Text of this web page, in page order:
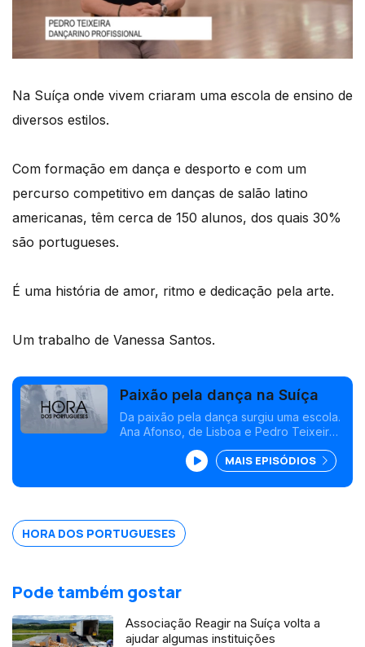
Na Suíça onde vivem criaram uma escola de ensino de
diversos estilos.
Com formação em dança e desporto e com um
percurso competitivo em danças de salão latino
americanas, têm cerca de 150 alunos, dos quais 30%
são portugueses.
É uma história de amor, ritmo e dedicação pela arte.
Um trabalho de Vanessa Santos.
Paixão pela dança na Suíça
Da paixão pela dança surgiu uma escola.
Ana Afonso, de Lisboa e Pedro Teixeira,
dança, em 2018 e, desde então, não
pararam de dançar juntos.
MAIS EPISÓDIOS
HORA DOS PORTUGUESES
Pode também gostar
Associação Reagir na Suíça volta a
ajudar algumas instituições